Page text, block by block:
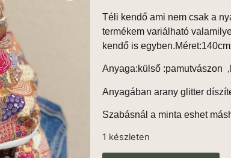
Téli kendő ami nem csak a
termékem variálható
kendő is
Anyaga:külső :pamutvászon
Anyagában arany glitter
Szabásnál a minta eshet
1 készleten